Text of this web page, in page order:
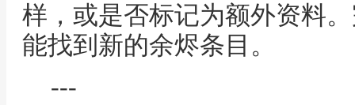
样，或是否标记为额外资料
能找到新的余烬条目。
---